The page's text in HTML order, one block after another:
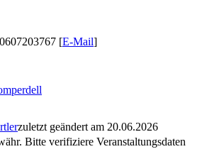
[E-Mail]
zuletzt geändert am 20.06.2026
Bitte verifiziere Veranstaltungsdaten